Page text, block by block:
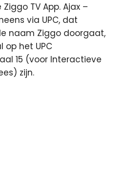
TV App. Ajax –
via UPC, dat
naam Ziggo doorgaat,
op het UPC
15 (voor Interactieve
zijn.